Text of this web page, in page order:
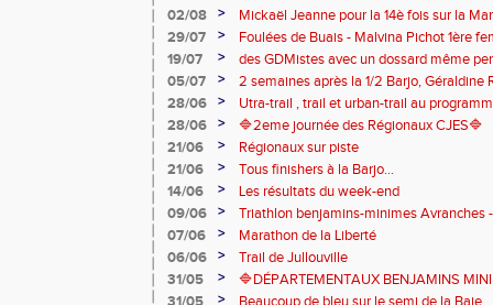
02/08 >
Mickaël Jeanne pour la 14è fois sur la
Eaux
29/07 >
Foulées de Buais - Malvina Pichot 1ère
19/07
>
des GDMistes avec un dossard même
05/07
>
2 semaines après la 1/2 Barjo, Géraldine
marche du podium du Trail de l'Ange
28/06 >
Utra-trail , trail et urban-trail au
28/06
>
🔷️2eme journée des Régionaux CJES🔷️
21/06
>
Régionaux sur piste
21/06
>
Tous finishers à la Barjo...
14/06
>
Les résultats du week-end
09/06
>
Triathlon benjamins-minimes Avranches
07/06
>
Marathon de la Liberté
06/06
>
Trail de Jullouville
31/05
>
🔷DÉPARTEMENTAUX BENJAMINS
31/05
>
Beaucoup de bleu sur le semi de la Baie